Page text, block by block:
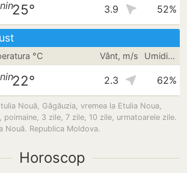
25° 3.9 52%
°C Vânt, m/s Umiditate
22° 2.3 62%
Nouă, Găgăuzia, vremea la Etulia Noua,
poimaine, 3 zile, 7 zile, 10 zile, urmatoarele zile.
Nouă. Republica Moldova.
Horoscop